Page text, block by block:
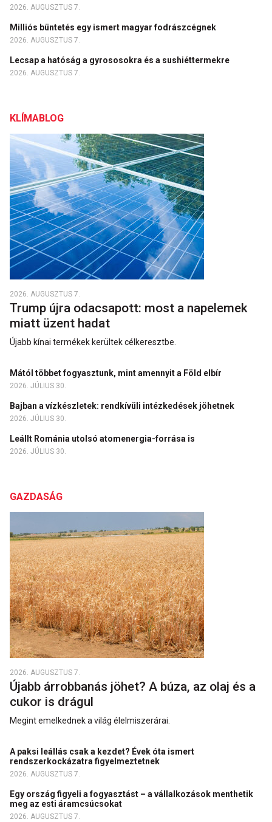
2026. AUGUSZTUS 7.
Milliós büntetés egy ismert magyar fodrászcégnek
2026. AUGUSZTUS 7.
Lecsap a hatóság a gyrososokra és a sushiéttermekre
2026. AUGUSZTUS 7.
KLÍMABLOG
2026. AUGUSZTUS 7.
Trump újra odacsapott: most a napelemek
miatt üzent hadat
Újabb kínai termékek kerültek célkeresztbe.
Mától többet fogyasztunk, mint amennyit a Föld elbír
2026. JÚLIUS 30.
Bajban a vízkészletek: rendkívüli intézkedések jöhetnek
2026. JÚLIUS 30.
Leállt Románia utolsó atomenergia-forrása is
2026. JÚLIUS 30.
GAZDASÁG
2026. AUGUSZTUS 7.
Újabb árrobbanás jöhet? A búza, az olaj és a
cukor is drágul
Megint emelkednek a világ élelmiszerárai.
A paksi leállás csak a kezdet? Évek óta ismert
rendszerkockázatra figyelmeztetnek
2026. AUGUSZTUS 7.
Egy ország figyeli a fogyasztást – a vállalkozások menthetik
meg az esti áramcsúcsokat
2026. AUGUSZTUS 7.